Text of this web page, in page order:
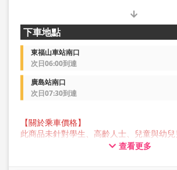
下車地點
東福山車站南口
次日06:00到達
廣島站南口
次日07:30到達
【關於乘車價格】
此商品未針對學生、高齡人士、兒童與幼兒
所有顧客預約時均請選擇成人價格。
JAM JAM EXPRESS 營運的巴士行李箱中
查看更多